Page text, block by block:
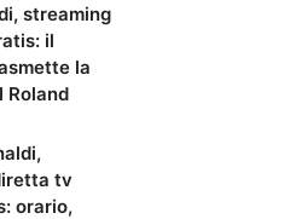
streaming
il
la
Roland
tv
orario,